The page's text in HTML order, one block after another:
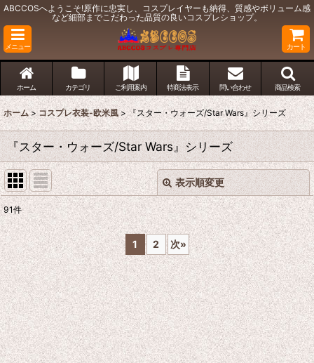
ABCCOSへようこそ!原作に忠実し、コスプレイヤーも納得、質感やボリューム感
など細部までこだわった品質の良いコスプレショップ。
メニュー カート
ホーム カテゴリ ご利用案内 特商法表示 問い合わせ 商品検索
ホーム > コスプレ衣装-欧米風 > 『スター・ウォーズ/Star Wars』シリーズ
『スター・ウォーズ/Star Wars』シリーズ
表示順変更
表示数:
並び順:
絞り込む
閉じる
91件
1 2 次»